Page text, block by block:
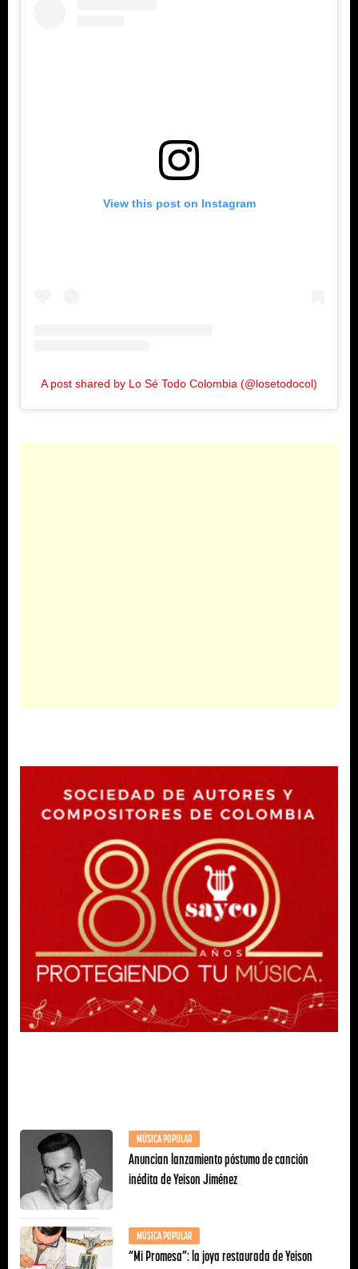
View this post on Instagram
A post shared by Lo Sé Todo Colombia (@losetodocol)
MÚSICA POPULAR
Anuncian lanzamiento póstumo de canción
inédita de Yeison Jiménez
MÚSICA POPULAR
“Mi Promesa”: la joya restaurada de Yeison